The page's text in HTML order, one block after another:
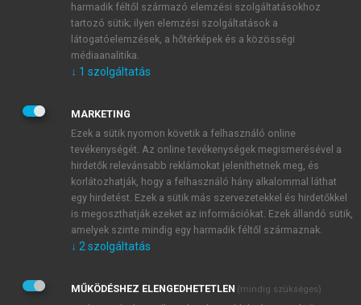
JELSZÓ
JELSZÓ ÚJRA
Kérek értesítést a MeRSZ újdonságairól, akcióiról.
Kérek értesítést az Akadémiai Kiadó Zrt. újdonságairól,
Adatkezelési tájékoztatóbanfoglaltakat tudomásul
harmadik féltől származó elemzési szolgáltatásokhoz
tartozó sütik; ilyen elemzési szolgáltatások a
látogatóelemzések, a hőtérképek és a közösségi
médiaanalitika.
↓ 1 szolgáltatás
MARKETING
Ezek a sütik nyomon követik a felhasználó online
tevékenységét. Az online tevékenységek megismerésével a
hirdetők relevánsabb reklámokat jeleníthetnek meg, és
korlátozhatják, hogy a felhasználó hány alkalommal láthat
egy hirdetést. Ezek a sütik más szervezetekkel és hirdetőkkel
is megoszthatják ezeket az információkat. Ezek állandó sütik,
amelyek szinte mindig egy harmadik féltől származnak.
↓ 2 szolgáltatás
MŰKÖDÉSHEZ ELENGEDHETETLEN (mindig szükséges)